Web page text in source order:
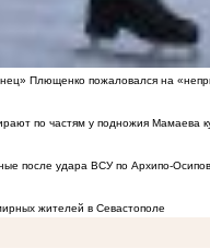
Плющенко пожаловался на
по частям у подножия Мамаева
после удара ВСУ по Архипо-
жителей в Севастополе